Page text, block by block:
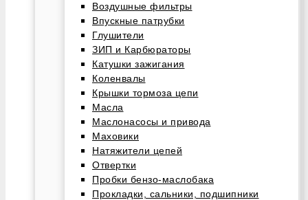
Воздушные фильтры
Впускные патрубки
Глушители
ЗИП и Карбюраторы
Катушки зажигания
Коленвалы
Крышки тормоза цепи
Масла
Маслонасосы и привода
Маховики
Натяжители цепей
Отвертки
Пробки бензо-маслобака
Прокладки, сальники, подшипники